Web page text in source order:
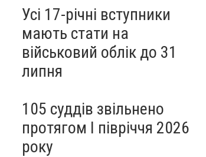
Усі 17-річні вступники
мають стати на
військовий облік до 31
липня
105 суддів звільнено
протягом I півріччя 2026
року